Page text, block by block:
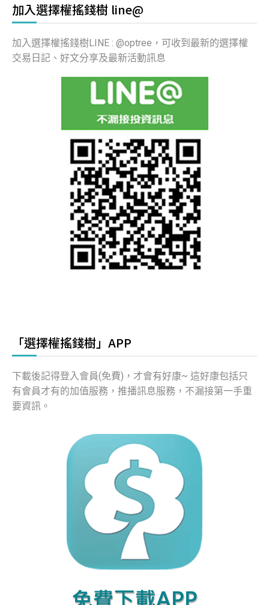
加入選擇權搖錢樹 line@
加入選擇權搖錢樹LINE : @optree，可收到最新的選擇權
交易日記、好文分享及最新活動訊息
「選擇權搖錢樹」APP
下載後記得登入會員(免費)，才會有好康~ 這好康包括只
有會員才有的加值服務，推播訊息服務，不漏接第一手重
要資訊。